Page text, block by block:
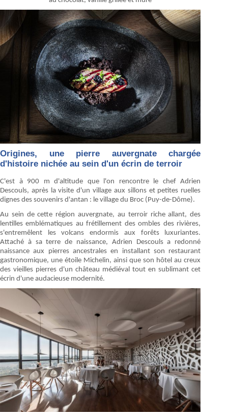
Origines, une pierre auvergnate chargée
d'histoire nichée au sein d'un écrin de terroir
C'est à 900 m d'altitude que l'on rencontre le chef Adrien
Descouls, après la visite d'un village aux sillons et petites ruelles
dignes des souvenirs d'antan : le village du Broc (Puy-de-Dôme).
Au sein de cette région auvergnate, au terroir riche allant, des
lentilles emblématiques au frétillement des ombles des rivières,
s'entremêlent les volcans endormis aux forêts luxuriantes.
Attaché à sa terre de naissance, Adrien Descouls a redonné
naissance aux pierres ancestrales en installant son restaurant
gastronomique, une étoile Michelin, ainsi que son hôtel au creux
des vieilles pierres d'un château médiéval tout en sublimant cet
écrin d'une audacieuse modernité.